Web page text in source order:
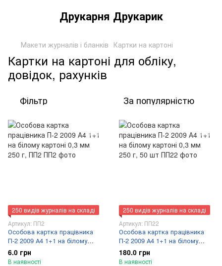
Друкарня Друкарик
Макети журналів і бланків Картки на картоні
Картки на картоні для обліку,
довідок, рахунків
Фільтр За популярністю
250 видів журналів на складі
Артикул: ПП2
Особова картка працівника
П-2 2009 А4 1+1 на білому
картоні 0,3 мм 250 г, ПП2
6.0 грн
В наявності
250 видів журналів на складі
Артикул: ПП22
Особова картка працівника
П-2 2009 А4 1+1 на білому
картоні 0,3 мм 250 г, 50 шт
180.0 грн
В наявності